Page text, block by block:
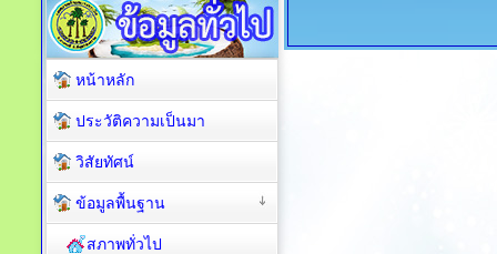
หน้าหลัก
ประวัติความเป็นมา
วิสัยทัศน์
ข้อมูลพื้นฐาน
สภาพทั่วไป